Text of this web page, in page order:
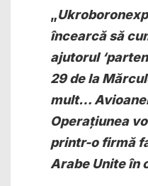
„
încearcă să
ajutorul
29 de la
mult…
Operațiunea
printr-o firmă
Arabe Unite în